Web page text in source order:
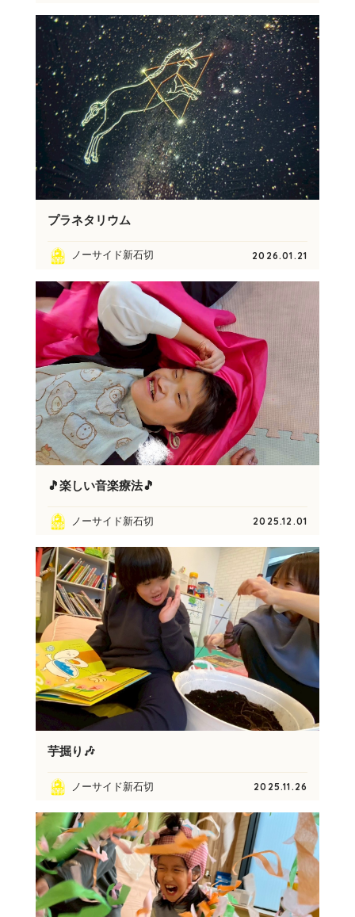
プラネタリウム
ノーサイド新石切 2026.01.21
🎵楽しい音楽療法🎵
ノーサイド新石切 2025.12.01
芋掘り🎶
ノーサイド新石切 2025.11.26